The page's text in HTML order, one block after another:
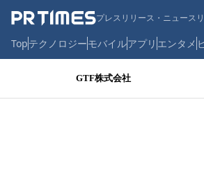
プレスリリース・ニュース
Topテクノロジーモバイルアプリ エンタメ
GTF株式会社